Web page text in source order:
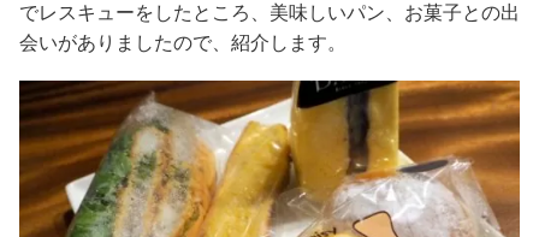
でレスキューをしたところ、美味しいパン、お菓子との出
会いがありましたので、紹介します。